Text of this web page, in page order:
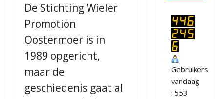
De Stichting Wieler
Promotion
Oostermoer is in
1989 opgericht,
maar de
geschiedenis gaat al
Gebruikers
vandaag
: 553